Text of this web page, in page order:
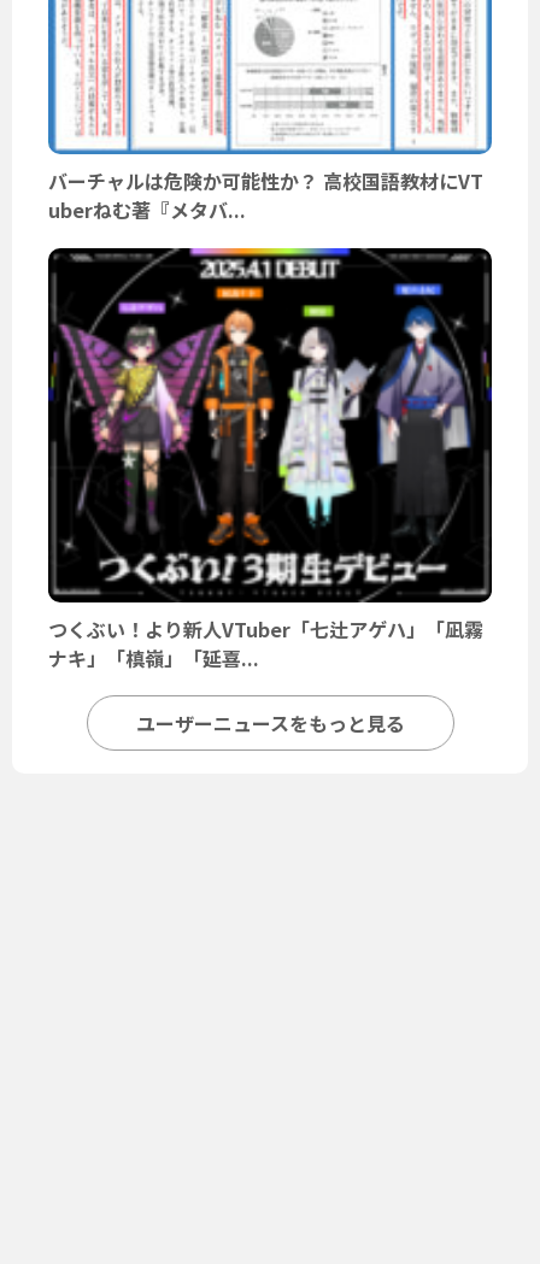
バーチャルは危険か可能性か？ 高校国語教材にVT
uberねむ著『メタバ...
つくぶい！より新人VTuber「七辻アゲハ」「凪霧
ナキ」「槙嶺」「延喜...
ユーザーニュースをもっと見る